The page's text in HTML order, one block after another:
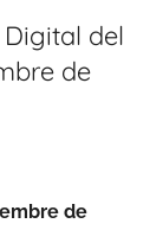
del
de
de